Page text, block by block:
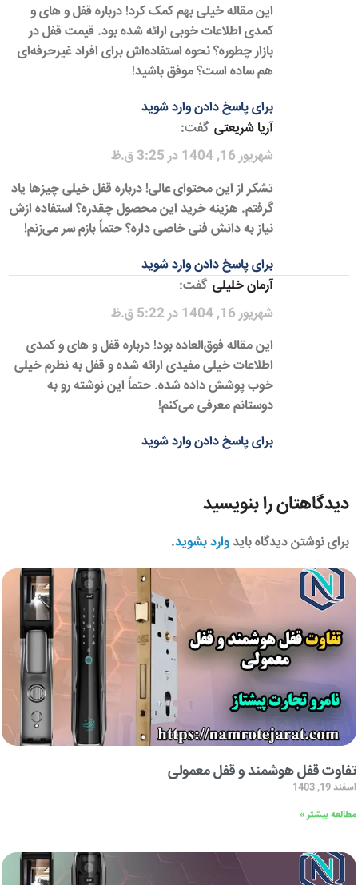
این مقاله خیلی بهم کمک کرد! درباره قفل و های و
کمدی اطلاعات خوبی ارائه شده بود. قیمت قفل در
بازار چطوره؟ نحوه استفاده‌اش برای افراد غیرحرفه‌ای
هم ساده است؟ موفق باشید!
برای پاسخ دادن وارد شوید
آریا شریعتی گفت:
شهریور 16, 1404 در 3:25 ق.ظ
تشکر از این محتوای عالی! درباره قفل خیلی چیزها یاد
گرفتم. هزینه خرید این محصول چقدره؟ استفاده ازش
نیاز به دانش فنی خاصی داره؟ حتماً بازم سر می‌زنم!
برای پاسخ دادن وارد شوید
آرمان خلیلی گفت:
شهریور 16, 1404 در 5:22 ق.ظ
این مقاله فوق‌العاده بود! درباره قفل و های و کمدی
اطلاعات خیلی مفیدی ارائه شده و قفل به نظرم خیلی
خوب پوشش داده شده. حتماً این نوشته رو به
دوستانم معرفی می‌کنم!
برای پاسخ دادن وارد شوید
دیدگاهتان را بنویسید
برای نوشتن دیدگاه بایدوارد بشوید.
تفاوت قفل هوشمند و قفل معمولی
اسفند 19, 1403
مطالعه بیشتر »